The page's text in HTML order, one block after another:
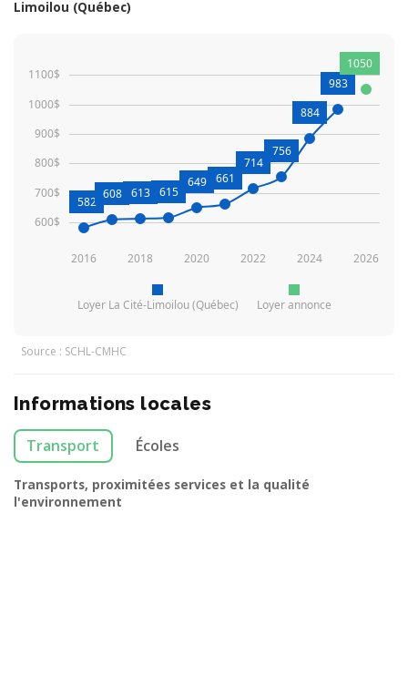
Limoilou (Québec)
Loyer La Cité-Limoilou (Québec) Loyer annonce
2016 2018 2020 2022 2024 2026
600$
700$
800$
900$
1000$
1100$
582
608 613 615
649 661
714
756
884
983
1050
Source : SCHL-CMHC
Informations locales
Transport Écoles
Transports, proximitées services et la qualité
l'environnement